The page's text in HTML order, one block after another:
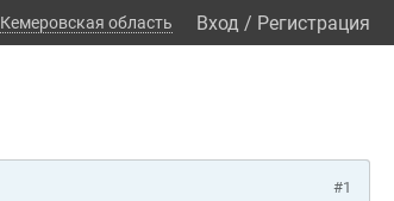
Кемеровская область Вход / Регистрация
#1